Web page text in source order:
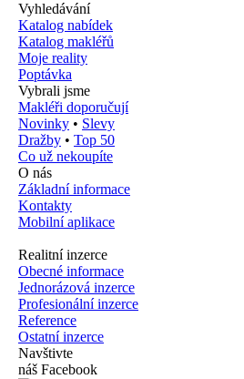
Vyhledávání
Katalog nabídek
Katalog makléřů
Moje reality
Poptávka
Vybrali jsme
Makléři doporučují
Novinky • Slevy
Dražby • Top 50
Co už nekoupíte
O nás
Základní informace
Kontakty
Mobilní aplikace
Realitní inzerce
Obecné informace
Jednorázová inzerce
Profesionální inzerce
Reference
Ostatní inzerce
Navštivte
náš Facebook